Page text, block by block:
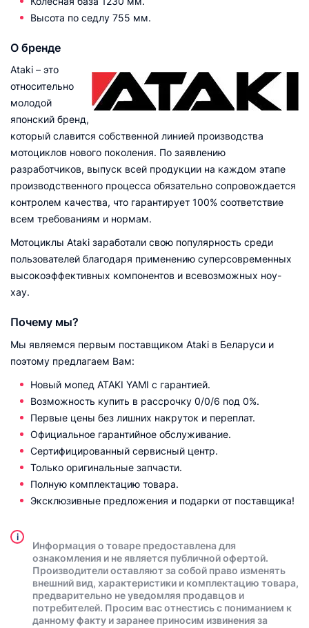
Высота по седлу 755 мм.
О бренде
Ataki – это
относительно
молодой
японский бренд,
который славится собственной линией производства
мотоциклов нового поколения. По заявлению
разработчиков, выпуск всей продукции на каждом этапе
производственного процесса обязательно сопровождается
контролем качества, что гарантирует 100% соответствие
всем требованиям и нормам.
Мотоциклы Ataki заработали свою популярность среди
пользователей благодаря применению суперсовременных
высокоэффективных компонентов и всевозможных ноу-
хау.
Почему мы?
Мы являемся первым поставщиком Ataki в Беларуси и
поэтому предлагаем Вам:
Новый мопед ATAKI YAMI с гарантией.
Возможность купить в рассрочку 0/0/6 под 0%.
Первые цены без лишних накруток и переплат.
Официальное гарантийное обслуживание.
Сертифицированный сервисный центр.
Только оригинальные запчасти.
Полную комплектацию товара.
Эксклюзивные предложения и подарки от поставщика!
i
Информация о товаре предоставлена для
ознакомления и не является публичной офертой.
Производители оставляют за собой право изменять
внешний вид, характеристики и комплектацию товара,
предварительно не уведомляя продавцов и
потребителей. Просим вас отнестись с пониманием к
данному факту и заранее приносим извинения за